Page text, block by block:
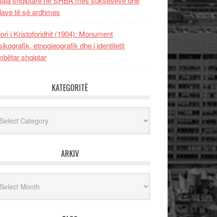
të së ardhmes
i Kristoforidhit (1904): Monument
etnogjeografik dhe i identitetit
shqiptar
KATEGORITË
ARKIV